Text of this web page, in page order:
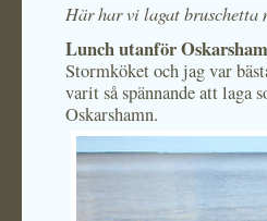
Här har vi lagat bruschetta
Lunch utanför
Stormköket och jag var
varit så spännande att laga
Oskarshamn.